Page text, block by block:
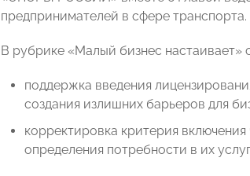
предпринимателей в сфере транспорта.
В рубрике «Малый бизнес
поддержка введения
создания излишних барьеров для
корректировка критерия
определения потребности в их